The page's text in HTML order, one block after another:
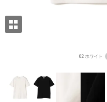
02 ホワイト